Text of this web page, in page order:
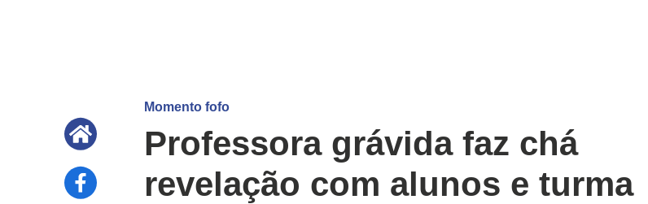
Momento fofo
Professora grávida faz chá
revelação com alunos e turma